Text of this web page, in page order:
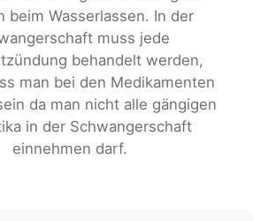
beim Wasserlassen. In der
muss jede
behandelt werden,
man bei den Medikamenten
da man nicht alle gängigen
in der Schwangerschaft
einnehmen darf.